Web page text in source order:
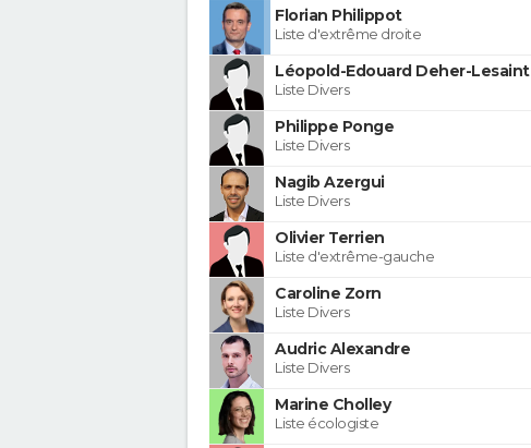
Florian Philippot
Liste d'extrême droite
Léopold-Edouard Deher-Lesaint
Liste Divers
Philippe Ponge
Liste Divers
Nagib Azergui
Liste Divers
Olivier Terrien
Liste d'extrême-gauche
Caroline Zorn
Liste Divers
Audric Alexandre
Liste Divers
Marine Cholley
Liste écologiste